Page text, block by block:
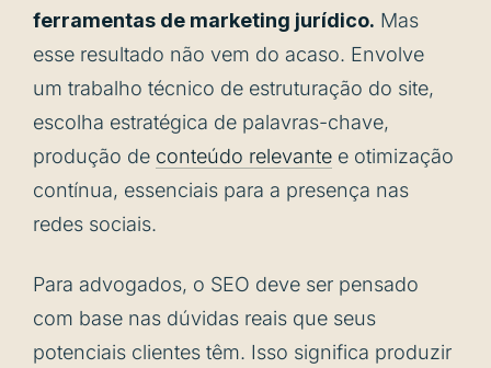
ferramentas de marketing jurídico. Mas
esse resultado não vem do acaso. Envolve
um trabalho técnico de estruturação do site,
escolha estratégica de palavras-chave,
produção de conteúdo relevante e otimização
contínua, essenciais para a presença nas
redes sociais.
Para advogados, o SEO deve ser pensado
com base nas dúvidas reais que seus
potenciais clientes têm. Isso significa produzir